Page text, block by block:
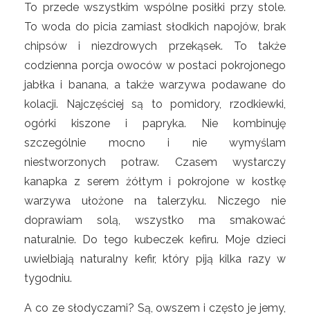
To przede wszystkim wspólne posiłki przy stole.
To woda do picia zamiast słodkich napojów, brak
chipsów i niezdrowych przekąsek. To także
codzienna porcja owoców w postaci pokrojonego
jabłka i banana, a także warzywa podawane do
kolacji. Najczęściej są to pomidory, rzodkiewki,
ogórki kiszone i papryka. Nie kombinuję
szczególnie mocno i nie wymyślam
niestworzonych potraw. Czasem wystarczy
kanapka z serem żółtym i pokrojone w kostkę
warzywa ułożone na talerzyku. Niczego nie
doprawiam solą, wszystko ma smakować
naturalnie. Do tego kubeczek kefiru. Moje dzieci
uwielbiają naturalny kefir, który piją kilka razy w
tygodniu.
A co ze słodyczami? Są, owszem i często je jemy,